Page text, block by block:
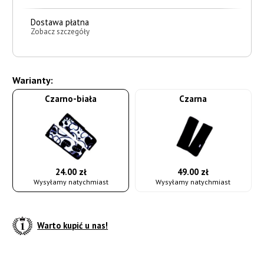
Warianty:
Czarno-biała
24.00 zł
Wysyłamy natychmiast
Czarna
49.00 zł
Wysyłamy natychmiast
Warto kupić u nas!
Dostawa płatna
Zobacz szczegóły